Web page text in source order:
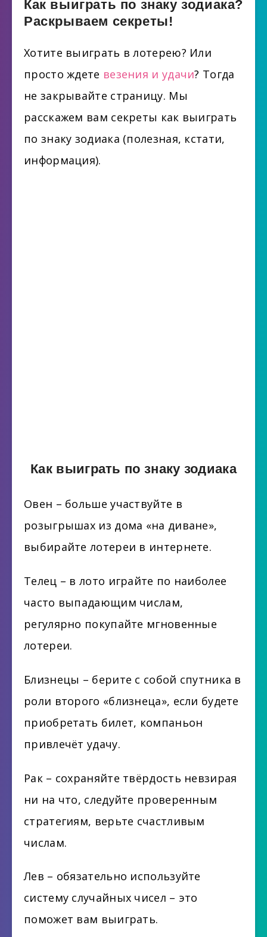
Как выиграть по знаку зодиака?
Раскрываем секреты!
Хотите выиграть в лотерею? Или
просто ждете везения и удачи? Тогда
не закрывайте страницу. Мы
расскажем вам секреты как выиграть
по знаку зодиака (полезная, кстати,
информация).
Как выиграть по знаку зодиака
Овен – больше участвуйте в
розыгрышах из дома «на диване»,
выбирайте лотереи в интернете.
Телец – в лото играйте по наиболее
часто выпадающим числам,
регулярно покупайте мгновенные
лотереи.
Близнецы – берите с собой спутника в
роли второго «близнеца», если будете
приобретать билет, компаньон
привлечёт удачу.
Рак – сохраняйте твёрдость невзирая
ни на что, следуйте проверенным
стратегиям, верьте счастливым
числам.
Лев – обязательно используйте
систему случайных чисел – это
поможет вам выиграть.